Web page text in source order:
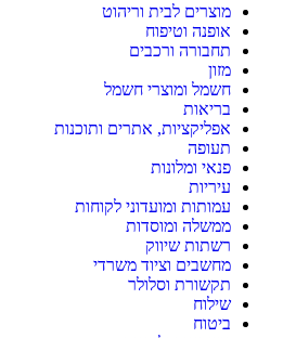
מוצרים לבית וריהוט
אופנה וטיפוח
תחבורה ורכבים
מזון
חשמל ומוצרי חשמל
בריאות
אפליקציות, אתרים ותוכנות
תעופה
פנאי ומלונות
עיריות
עמותות ומועדוני לקוחות
ממשלה ומוסדות
רשתות שיווק
מחשבים וציוד משרדי
תקשורת וסלולר
שילוח
ביטוח